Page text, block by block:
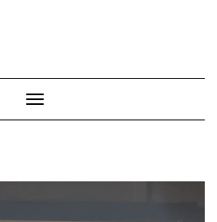
Toggle Navigation